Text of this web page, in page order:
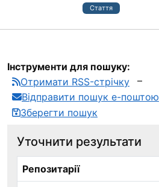
Стаття
Інструменти для пошуку:
Отримати RSS-стрічку
Відправити пошук е-поштою
Зберегти пошук
Уточнити результати
Репозитарії